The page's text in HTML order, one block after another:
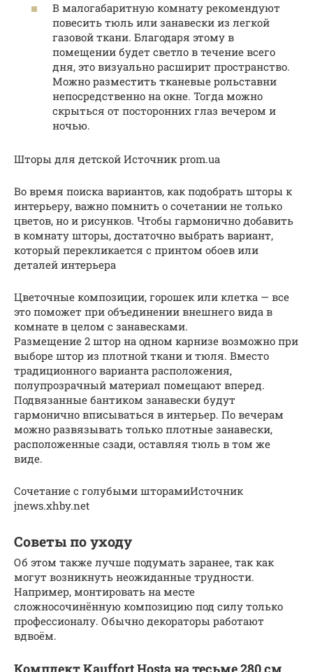
В малогабаритную комнату рекомендуют
повесить тюль или занавески из легкой
газовой ткани. Благодаря этому в
помещении будет светло в течение всего
дня, это визуально расширит пространство.
Можно разместить тканевые рольставни
непосредственно на окне. Тогда можно
скрыться от посторонних глаз вечером и
ночью.
Шторы для детской Источник prom.ua
Во время поиска вариантов, как подобрать шторы к
интерьеру, важно помнить о сочетании не только
цветов, но и рисунков. Чтобы гармонично добавить
в комнату шторы, достаточно выбрать вариант,
который перекликается с принтом обоев или
деталей интерьера
Цветочные композиции, горошек или клетка — все
это поможет при объединении внешнего вида в
комнате в целом с занавесками.
Размещение 2 штор на одном карнизе возможно при
выборе штор из плотной ткани и тюля. Вместо
традиционного варианта расположения,
полупрозрачный материал помещают вперед.
Подвязанные бантиком занавески будут
гармонично вписываться в интерьер. По вечерам
можно развязывать только плотные занавески,
расположенные сзади, оставляя тюль в том же
виде.
Сочетание с голубыми шторамиИсточник
jnews.xhby.net
Советы по уходу
Об этом также лучше подумать заранее, так как
могут возникнуть неожиданные трудности.
Например, монтировать на месте
сложносочинённую композицию под силу только
профессионалу. Обычно декораторы работают
вдвоём.